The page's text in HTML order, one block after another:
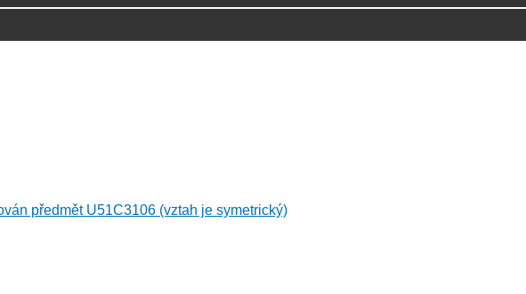
předmět U51C3106 (vztah je symetrický)